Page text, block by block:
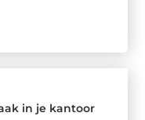
in je kantoor